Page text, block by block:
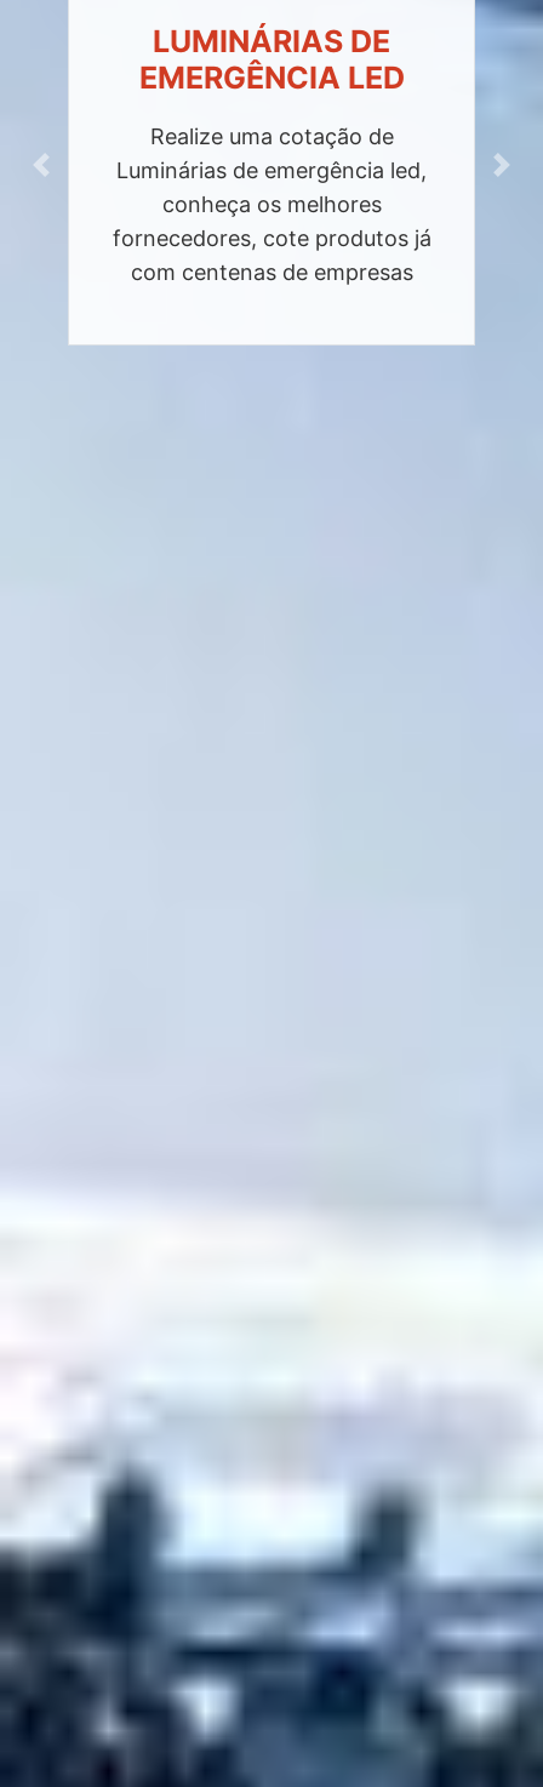
LUMINÁRIAS DE
EMERGÊNCIA LED
Realize uma cotação de
Luminárias de emergência led,
conheça os melhores
fornecedores, cote produtos já
com centenas de empresas
Previous Next